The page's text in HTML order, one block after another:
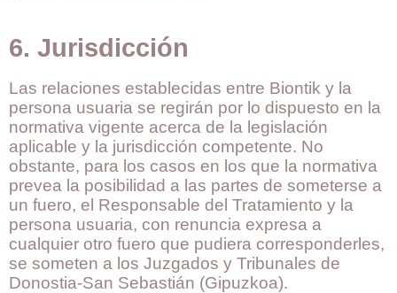
6. Jurisdicción
Las relaciones establecidas entre Biontik y la
persona usuaria se regirán por lo dispuesto en la
normativa vigente acerca de la legislación
aplicable y la jurisdicción competente. No
obstante, para los casos en los que la normativa
prevea la posibilidad a las partes de someterse a
un fuero, el Responsable del Tratamiento y la
persona usuaria, con renuncia expresa a
cualquier otro fuero que pudiera corresponderles,
se someten a los Juzgados y Tribunales de
Donostia-San Sebastián (Gipuzkoa).